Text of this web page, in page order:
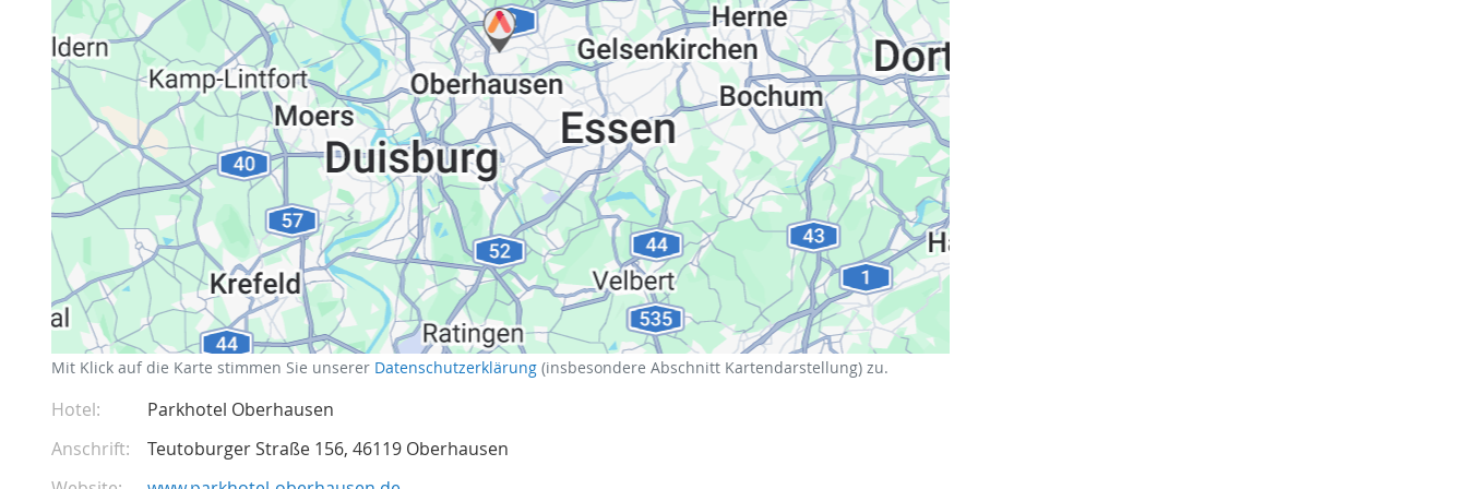
Datenschutzerklärung
Mit Klick auf die Karte stimmen Sie unserer Datenschutzerklärung (insbesondere Abschnitt Kartendarstellung) zu.
Hotel
Parkhotel Oberhausen
Anschrift
Teutoburger Straße 156 46119 Oberhausen